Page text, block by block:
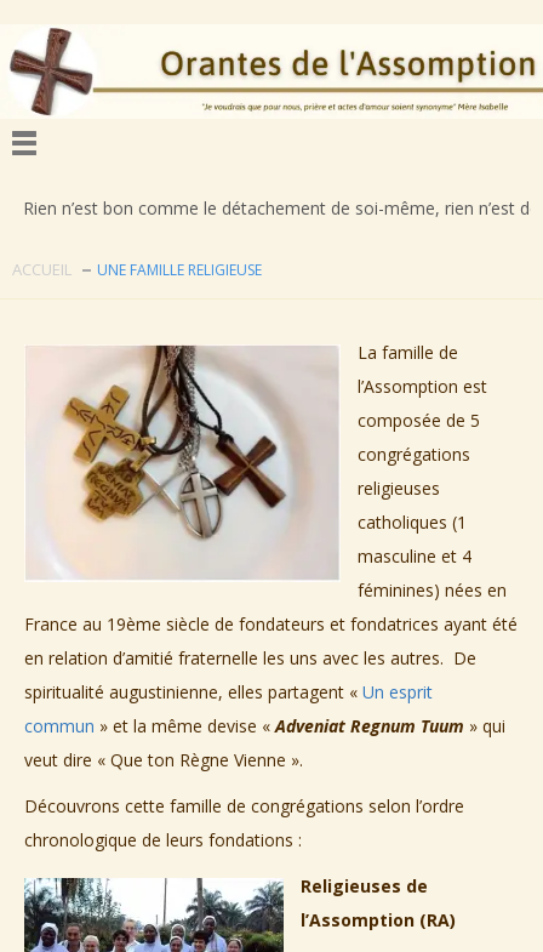
bon comme le détachement de soi-même, rien n’est déplorable
ACCUEIL UNE FAMILLE RELIGIEUSE
La famille de
l’Assomption est
composée de 5
congrégations
religieuses
catholiques (1
masculine et 4
féminines) nées en
France au 19ème siècle de fondateurs et fondatrices ayant été
en relation d’amitié fraternelle les uns avec les autres. De
spiritualité augustinienne, elles partagent « Un esprit
commun » et la même devise « Adveniat Regnum Tuum » qui
veut dire « Que ton Règne Vienne ».
Découvrons cette famille de congrégations selon l’ordre
chronologique de leurs fondations :
Religieuses de
l’Assomption (RA)